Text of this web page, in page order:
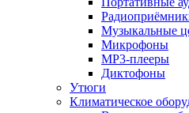
Музыкальные
Микрофоны
MP3-плееры
Диктофоны
Утюги
Климатическое